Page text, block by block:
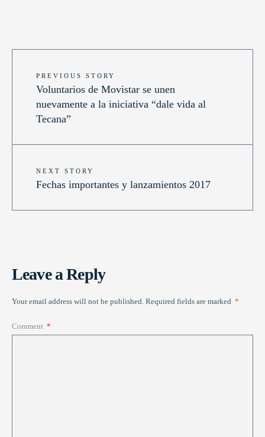
PREVIOUS STORY
Voluntarios de Movistar se unen
nuevamente a la iniciativa “dale vida al
Tecana”
NEXT STORY
Fechas importantes y lanzamientos 2017
Leave a Reply
Your email address will not be published. Required fields are marked *
Comment *